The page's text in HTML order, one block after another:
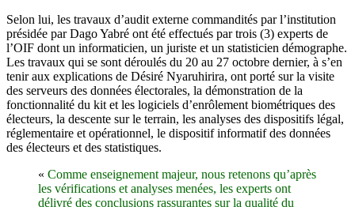
Selon lui, les travaux d’audit externe commandités par l’institution
présidée par Dago Yabré ont été effectués par trois (3) experts de
l’OIF dont un informaticien, un juriste et un statisticien démographe.
Les travaux qui se sont déroulés du 20 au 27 octobre dernier, à s’en
tenir aux explications de Désiré Nyaruhirira, ont porté sur la visite
des serveurs des données électorales, la démonstration de la
fonctionnalité du kit et les logiciels d’enrôlement biométriques des
électeurs, la descente sur le terrain, les analyses des dispositifs légal,
réglementaire et opérationnel, le dispositif informatif des données
des électeurs et des statistiques.
« Comme enseignement majeur, nous retenons qu’après
les vérifications et analyses menées, les experts ont
délivré des conclusions rassurantes sur la qualité du